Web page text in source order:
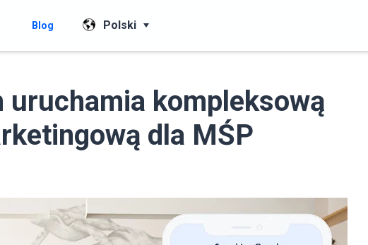
Blog Polski
uruchamia kompleksową
dla MŚP